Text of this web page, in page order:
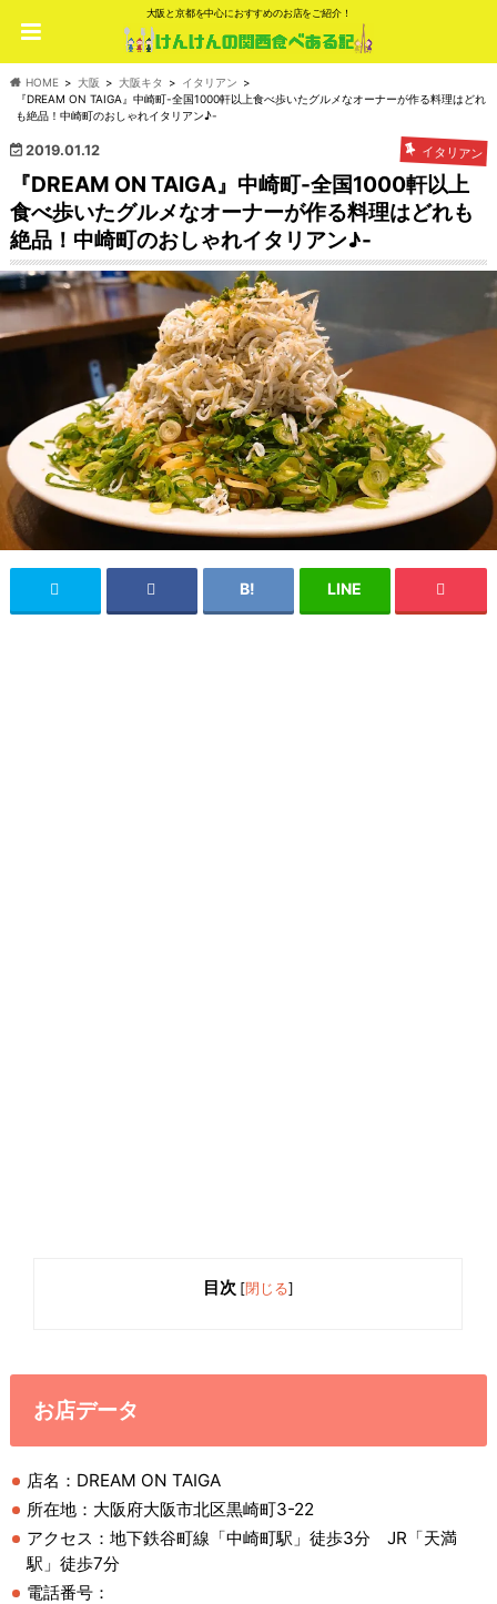
大阪と京都を中心におすすめのお店をご紹介！
HOME 大阪 大阪キタ
イタリアン
『DREAM ON TAIGA』中崎町-全国1000軒以上食べ歩いたグルメなオーナーが作る料理はどれ
も絶品！中崎町のおしゃれイタリアン♪-
2019.01.12 イタリアン
『DREAM ON TAIGA』中崎町-全国1000軒以上
食べ歩いたグルメなオーナーが作る料理はどれも
絶品！中崎町のおしゃれイタリアン♪-
目次 [閉じる]
お店データ
店名：DREAM ON TAIGA
所在地：大阪府大阪市北区黒崎町3-22
アクセス：地下鉄谷町線「中崎町駅」徒歩3分 JR「天満
駅」徒歩7分
電話番号：